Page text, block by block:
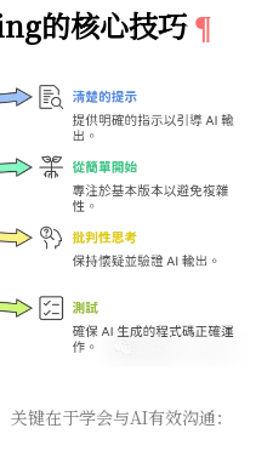
的核心技巧
键在于学会与AI有效沟通：